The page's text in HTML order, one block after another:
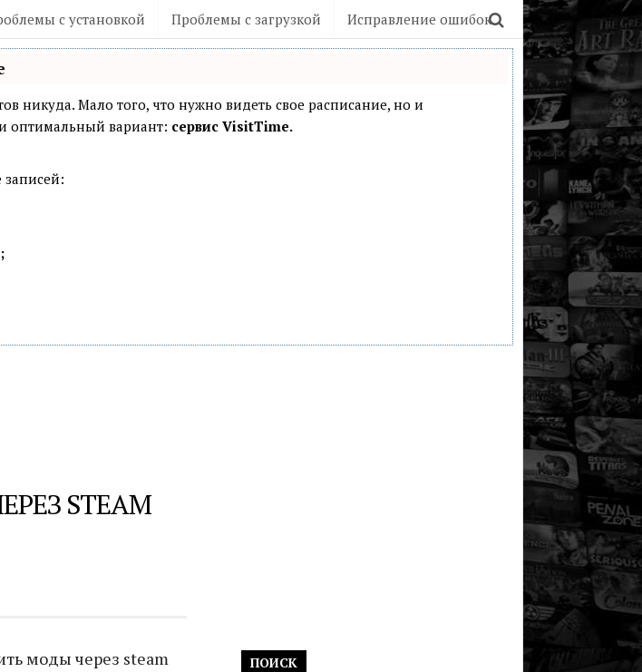
с установкой Проблемы с загрузкой Исправление ошибок
никуда. Мало того, что нужно видеть свое расписание, но и
оптимальный вариант: сервис VisitTime.
записей:
STEAM
моды через steam
ПОИСК